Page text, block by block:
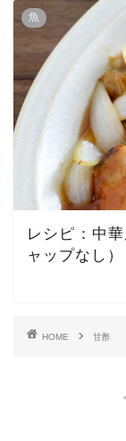
魚
レシピ：中
ャップなし）
HOME 甘酢